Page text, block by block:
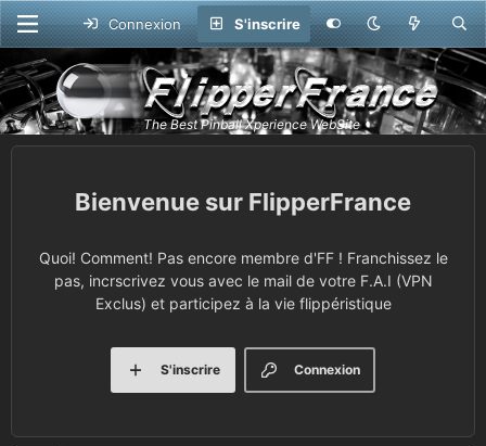
Connexion S'inscrire
FlipperFrance
Quoi! Comment! Pas encore membre d'FF ! Franchissez le
pas, incrscrivez vous avec le mail de votre F.A.I (VPN
Exclus) et participez à la vie flippéristique
Connexion
S'inscrire